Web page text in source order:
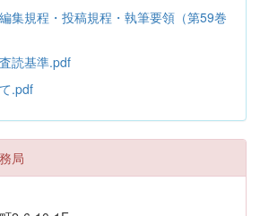
集規程・投稿規程・執筆要領（第59巻
読基準.pdf
.pdf
局